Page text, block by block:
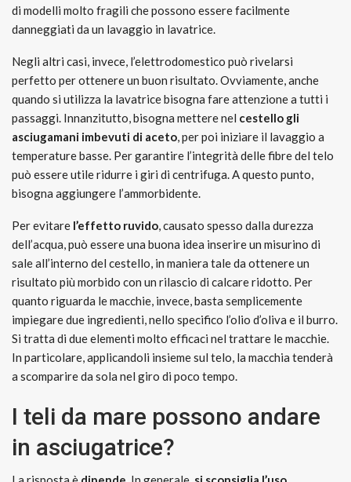
di modelli molto fragili che possono essere facilmente
danneggiati da un lavaggio in lavatrice.
Negli altri casi, invece, l’elettrodomestico può rivelarsi
perfetto per ottenere un buon risultato. Ovviamente, anche
quando si utilizza la lavatrice bisogna fare attenzione a tutti i
passaggi. Innanzitutto, bisogna mettere nel cestello gli
asciugamani imbevuti di aceto, per poi iniziare il lavaggio a
temperature basse. Per garantire l’integrità delle fibre del telo
può essere utile ridurre i giri di centrifuga. A questo punto,
bisogna aggiungere l’ammorbidente.
Per evitare l’effetto ruvido, causato spesso dalla durezza
dell’acqua, può essere una buona idea inserire un misurino di
sale all’interno del cestello, in maniera tale da ottenere un
risultato più morbido con un rilascio di calcare ridotto. Per
quanto riguarda le macchie, invece, basta semplicemente
impiegare due ingredienti, nello specifico l’olio d’oliva e il burro.
Si tratta di due elementi molto efficaci nel trattare le macchie.
In particolare, applicandoli insieme sul telo, la macchia tenderà
a scomparire da sola nel giro di poco tempo.
I teli da mare possono andare
in asciugatrice?